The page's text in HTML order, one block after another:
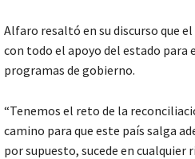
Alfaro resaltó en su discurso que
con todo el apoyo del estado para
programas de gobierno.
“Tenemos el reto de la
camino para que este país salga
por supuesto, sucede en cualquier